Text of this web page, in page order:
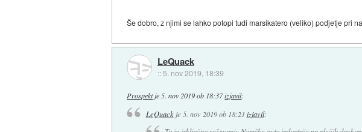
Še dobro, z njimi se lahko potopi tudi marsikatero (veliko) podjetje pri
LeQuack
:: 5. nov 2019, 18:39
Prospektje5. nov 2019 ob 18:37izjavil:
LeQuackje 5. nov 2019 ob 18:21 izjavil: